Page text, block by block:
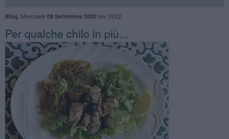
Blog Mercoledì 09 Settembre 2020ore 19:22
Per qualche chilo in più...